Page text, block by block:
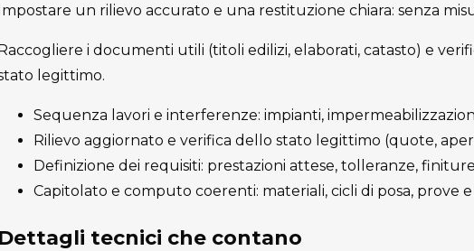
un rilievo accurato e una restituzione chiara: senza
i documenti utili (titoli edilizi, elaborati, catasto) e
legittimo.
Sequenza lavori e interferenze: impianti,
Rilievo aggiornato e verifica dello stato legittimo (quote,
Definizione dei requisiti: prestazioni attese, tolleranze,
Capitolato e computo coerenti: materiali, cicli di posa, prove
Dettagli tecnici che contano